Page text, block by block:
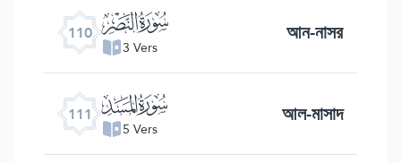
110 ﰛ
3 Vers আন-নাসর
111 ﰜ
5 Vers আল-মাসাদ